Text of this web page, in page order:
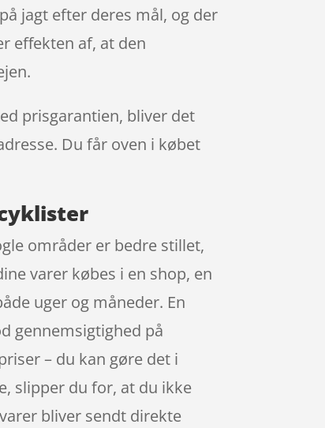
jagt efter deres mål, og der
effekten af, at den
prisgarantien, bliver det
Du får oven i købet
områder er bedre stillet,
varer købes i en shop, en
uger og måneder. En
gennemsigtighed på
– du kan gøre det i
slipper du for, at du ikke
bliver sendt direkte